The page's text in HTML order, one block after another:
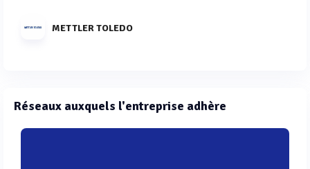
METTLER TOLEDO
Réseaux auxquels l'entreprise adhère